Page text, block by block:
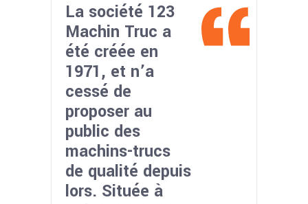
La société 123
Machin Truc a
été créée en
1971, et n’a
cessé de
proposer au
public des
machins-trucs
de qualité depuis
lors. Située à